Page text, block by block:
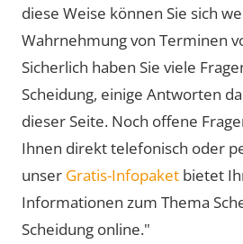
diese Weise können Sie sich
Wahrnehmung von Terminen
Sicherlich haben Sie viele
Scheidung, einige Antworten
dieser Seite. Noch offene
Ihnen direkt telefonisch oder
unser Gratis-Infopaket bietet
Informationen zum Thema
Scheidung online."